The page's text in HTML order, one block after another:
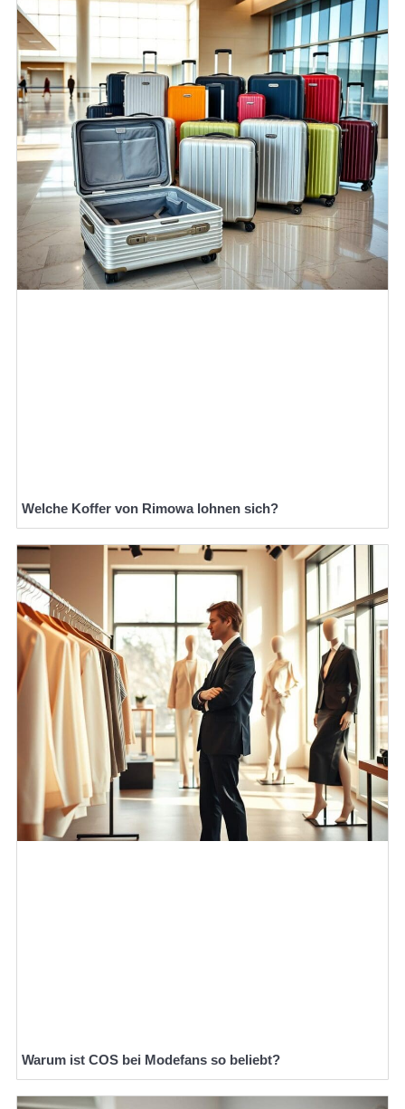
Welche Koffer von Rimowa lohnen sich?
Warum ist COS bei Modefans so beliebt?